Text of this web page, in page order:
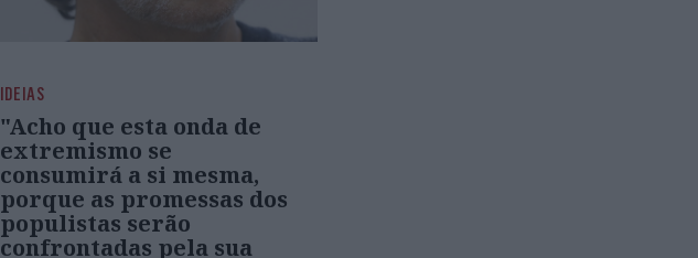
IDEIAS
"Acho que esta onda de
extremismo se
consumirá a si mesma,
porque as promessas dos
populistas serão
confrontadas pela sua